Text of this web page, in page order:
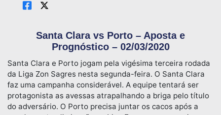
Santa Clara vs Porto – Aposta e
Prognóstico – 02/03/2020
Santa Clara e Porto jogam pela vigésima terceira rodada
da Liga Zon Sagres nesta segunda-feira. O Santa Clara
faz uma campanha considerável. A equipe tentará ser
protagonista as avessas atrapalhando a briga pelo título
do adversário. O Porto precisa juntar os cacos após a